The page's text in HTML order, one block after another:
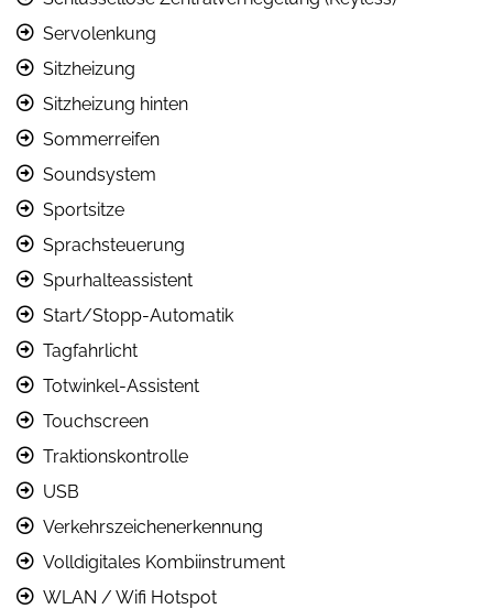
Servolenkung
Sitzheizung
Sitzheizung hinten
Sommerreifen
Soundsystem
Sportsitze
Sprachsteuerung
Spurhalteassistent
Start/Stopp-Automatik
Tagfahrlicht
Totwinkel-Assistent
Touchscreen
Traktionskontrolle
USB
Verkehrszeichenerkennung
Volldigitales Kombiinstrument
WLAN / Wifi Hotspot